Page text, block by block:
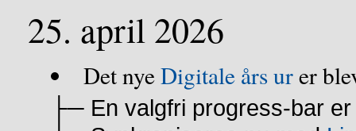
25. april 2026
Det nyeDigitale års urer
├─ En valgfri progress-bar